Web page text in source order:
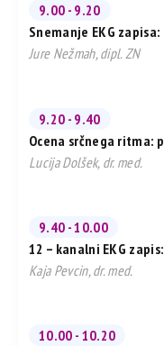
9.00 - 9.20
Snemanje EKG
Jure Nežmah, dipl. ZN
9.20 - 9.40
Ocena srčnega ritma:
Lucija Dolšek, dr. med.
9.40 - 10.00
12 – kanalni EKG
Kaja Pevcin, dr. med.
10.00 - 10.20